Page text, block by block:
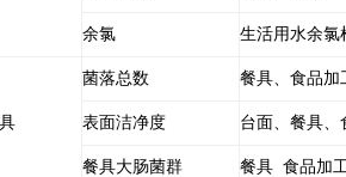
余氯 生活用水余氯
菌落总数 餐具、食品加
表面洁净度 台面、餐具、
餐具大肠菌群 餐具 食品加